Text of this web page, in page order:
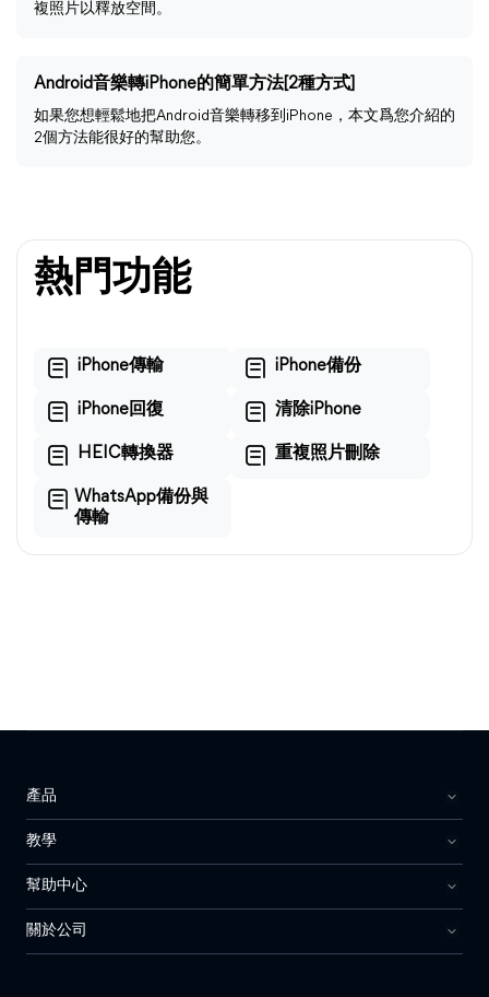
複照片以釋放空間。
Android音樂轉iPhone的簡單方法[2種方式]
如果您想輕鬆地把Android音樂轉移到iPhone，本文爲您介紹的
2個方法能很好的幫助您。
熱門功能
iPhone傳輸 iPhone備份
iPhone回復 清除iPhone
HEIC轉換器 重複照片刪除
WhatsApp備份與
傳輸
產品
教學
幫助中心
關於公司